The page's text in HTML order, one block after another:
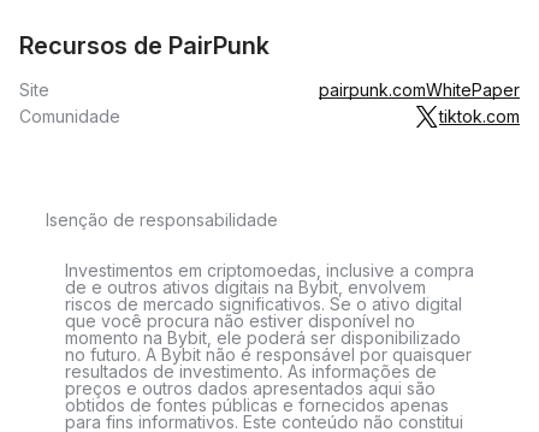
Recursos de PairPunk
Site pairpunk.comWhitePaper
Comunidade
tiktok.com
Isenção de responsabilidade
Investimentos em criptomoedas, inclusive a compra
de e outros ativos digitais na Bybit, envolvem
riscos de mercado significativos. Se o ativo digital
que você procura não estiver disponível no
momento na Bybit, ele poderá ser disponibilizado
no futuro. A Bybit não é responsável por quaisquer
resultados de investimento. As informações de
preços e outros dados apresentados aqui são
obtidos de fontes públicas e fornecidos apenas
para fins informativos. Este conteúdo não constitui